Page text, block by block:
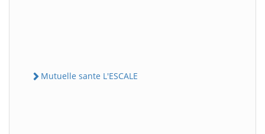
Mutuelle sante L'ESCALE